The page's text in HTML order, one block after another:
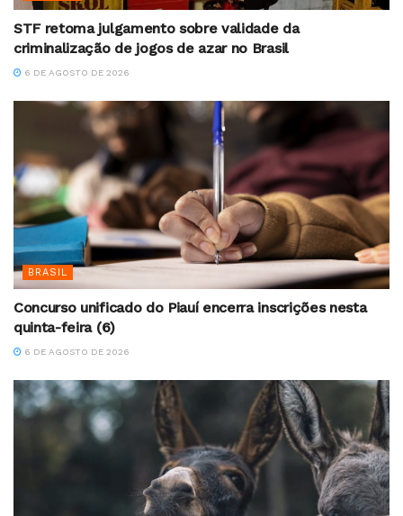
STF retoma julgamento sobre validade da
criminalização de jogos de azar no Brasil
6 DE AGOSTO DE 2026
BRASIL
Concurso unificado do Piauí encerra inscrições nesta
quinta-feira (6)
6 DE AGOSTO DE 2026